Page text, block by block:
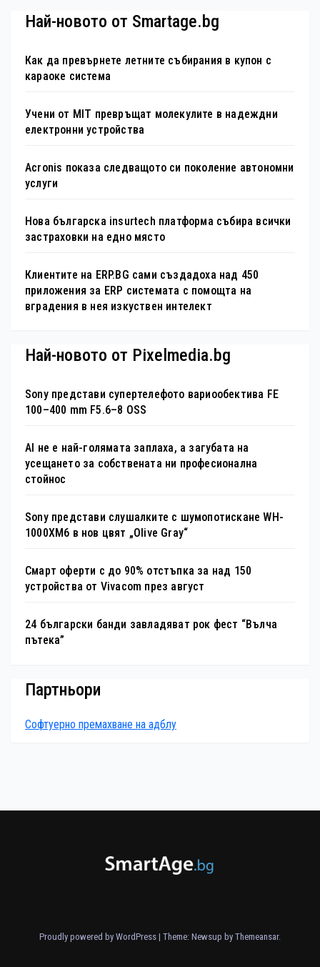
Най-новото от Smartage.bg
Как да превърнете летните събирания в купон с
караоке система
Учени от MIT превръщат молекулите в надеждни
електронни устройства
Acronis показа следващото си поколение автономни
услуги
Нова българска insurtech платформа събира всички
застраховки на едно място
Клиентите на ERP.BG сами създадоха над 450
приложения за ERP системата с помощта на
вградения в нея изкуствен интелект
Най-новото от Pixelmedia.bg
Sony представи супертелефото вариообектива FE
100–400 mm F5.6–8 OSS
AI не е най-голямата заплаха, а загубата на
усещането за собствената ни професионална
стойнос
Sony представи слушалките с шумопотискане WH-
1000XM6 в нов цвят „Olive Gray“
Смарт оферти с до 90% отстъпка за над 150
устройства от Vivacom през август
24 български банди завладяват рок фест “Вълча
пътека”
Партньори
Софтуерно премахване на адблу
Proudly powered by WordPress | Theme: Newsup by Themeansar.